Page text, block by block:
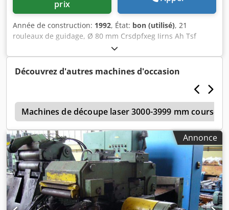
prix
Année de construction: 1992, État: bon (utilisé), 21
rouleaux de guidage, Ø 80 mm Crsdpfxeg Iirns Ah Tsf
Largeur de la bande : 500 - 1 650 mm Épaisseur de la
bande : 1 - 5 mm
Découvrez d'autres machines d'occasion
Machines de découpe laser 3000-3999 mm course X
Annonce